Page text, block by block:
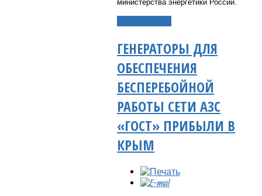
министерства энергетики России.
ГЕНЕРАТОРЫ ДЛЯ
ОБЕСПЕЧЕНИЯ
БЕСПЕРЕБОЙНОЙ
РАБОТЫ СЕТИ АЗС
«ГОСТ» ПРИБЫЛИ В
КРЫМ